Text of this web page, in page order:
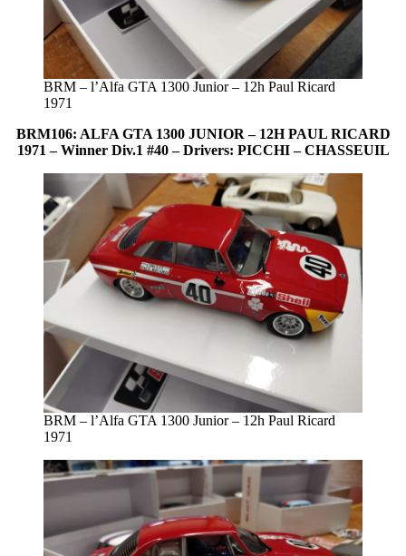
BRM – l’Alfa GTA 1300 Junior – 12h Paul Ricard
1971
BRM106: ALFA GTA 1300 JUNIOR – 12H PAUL RICARD
1971 – Winner Div.1 #40 – Drivers: PICCHI – CHASSEUIL
BRM – l’Alfa GTA 1300 Junior – 12h Paul Ricard
1971